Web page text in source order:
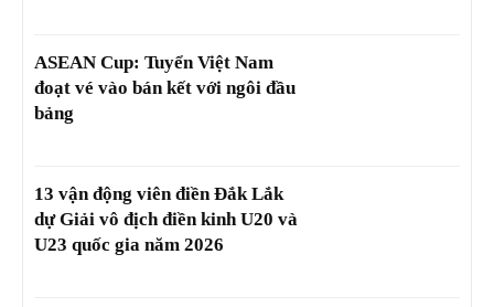
ASEAN Cup: Tuyển Việt Nam
đoạt vé vào bán kết với ngôi đầu
bảng
13 vận động viên điền Đắk Lắk
dự Giải vô địch điền kinh U20 và
U23 quốc gia năm 2026